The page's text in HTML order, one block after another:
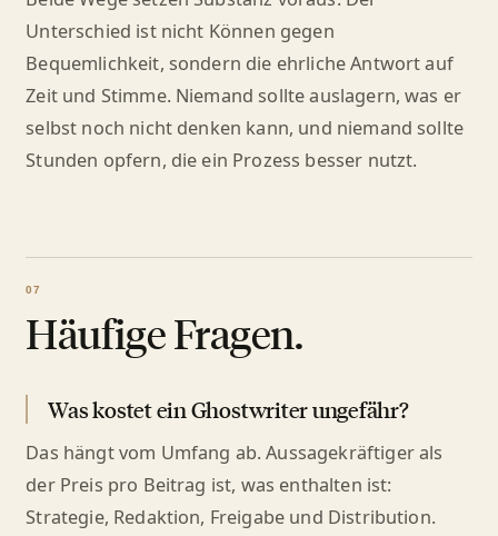
Unterschied ist nicht Können gegen
Bequemlichkeit, sondern die ehrliche Antwort auf
Zeit und Stimme. Niemand sollte auslagern, was er
selbst noch nicht denken kann, und niemand sollte
Stunden opfern, die ein Prozess besser nutzt.
Häufige Fragen.
Was kostet ein Ghostwriter ungefähr?
Das hängt vom Umfang ab. Aussagekräftiger als
der Preis pro Beitrag ist, was enthalten ist:
Strategie, Redaktion, Freigabe und Distribution.